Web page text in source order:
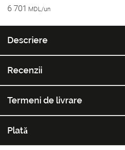
6 701 MDL/un
Descriere
Recenzii
Termeni de livrare
Plată